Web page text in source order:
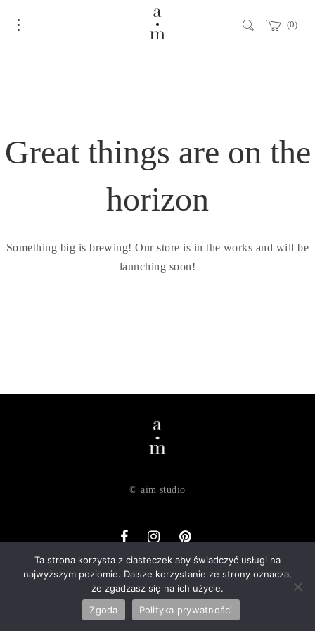
0
Great things are on the
horizon
Something big is brewing! Our store is in the works and will be
launching soon!
Ta strona korzysta z ciasteczek aby świadczyć usługi na
najwyższym poziomie. Dalsze korzystanie ze strony oznacza,
że zgadzasz się na ich użycie.
Zgoda
Polityka prywatności
© aim studio
o nas dostawa zwroty regulamin
polityka prywatności
kontakt